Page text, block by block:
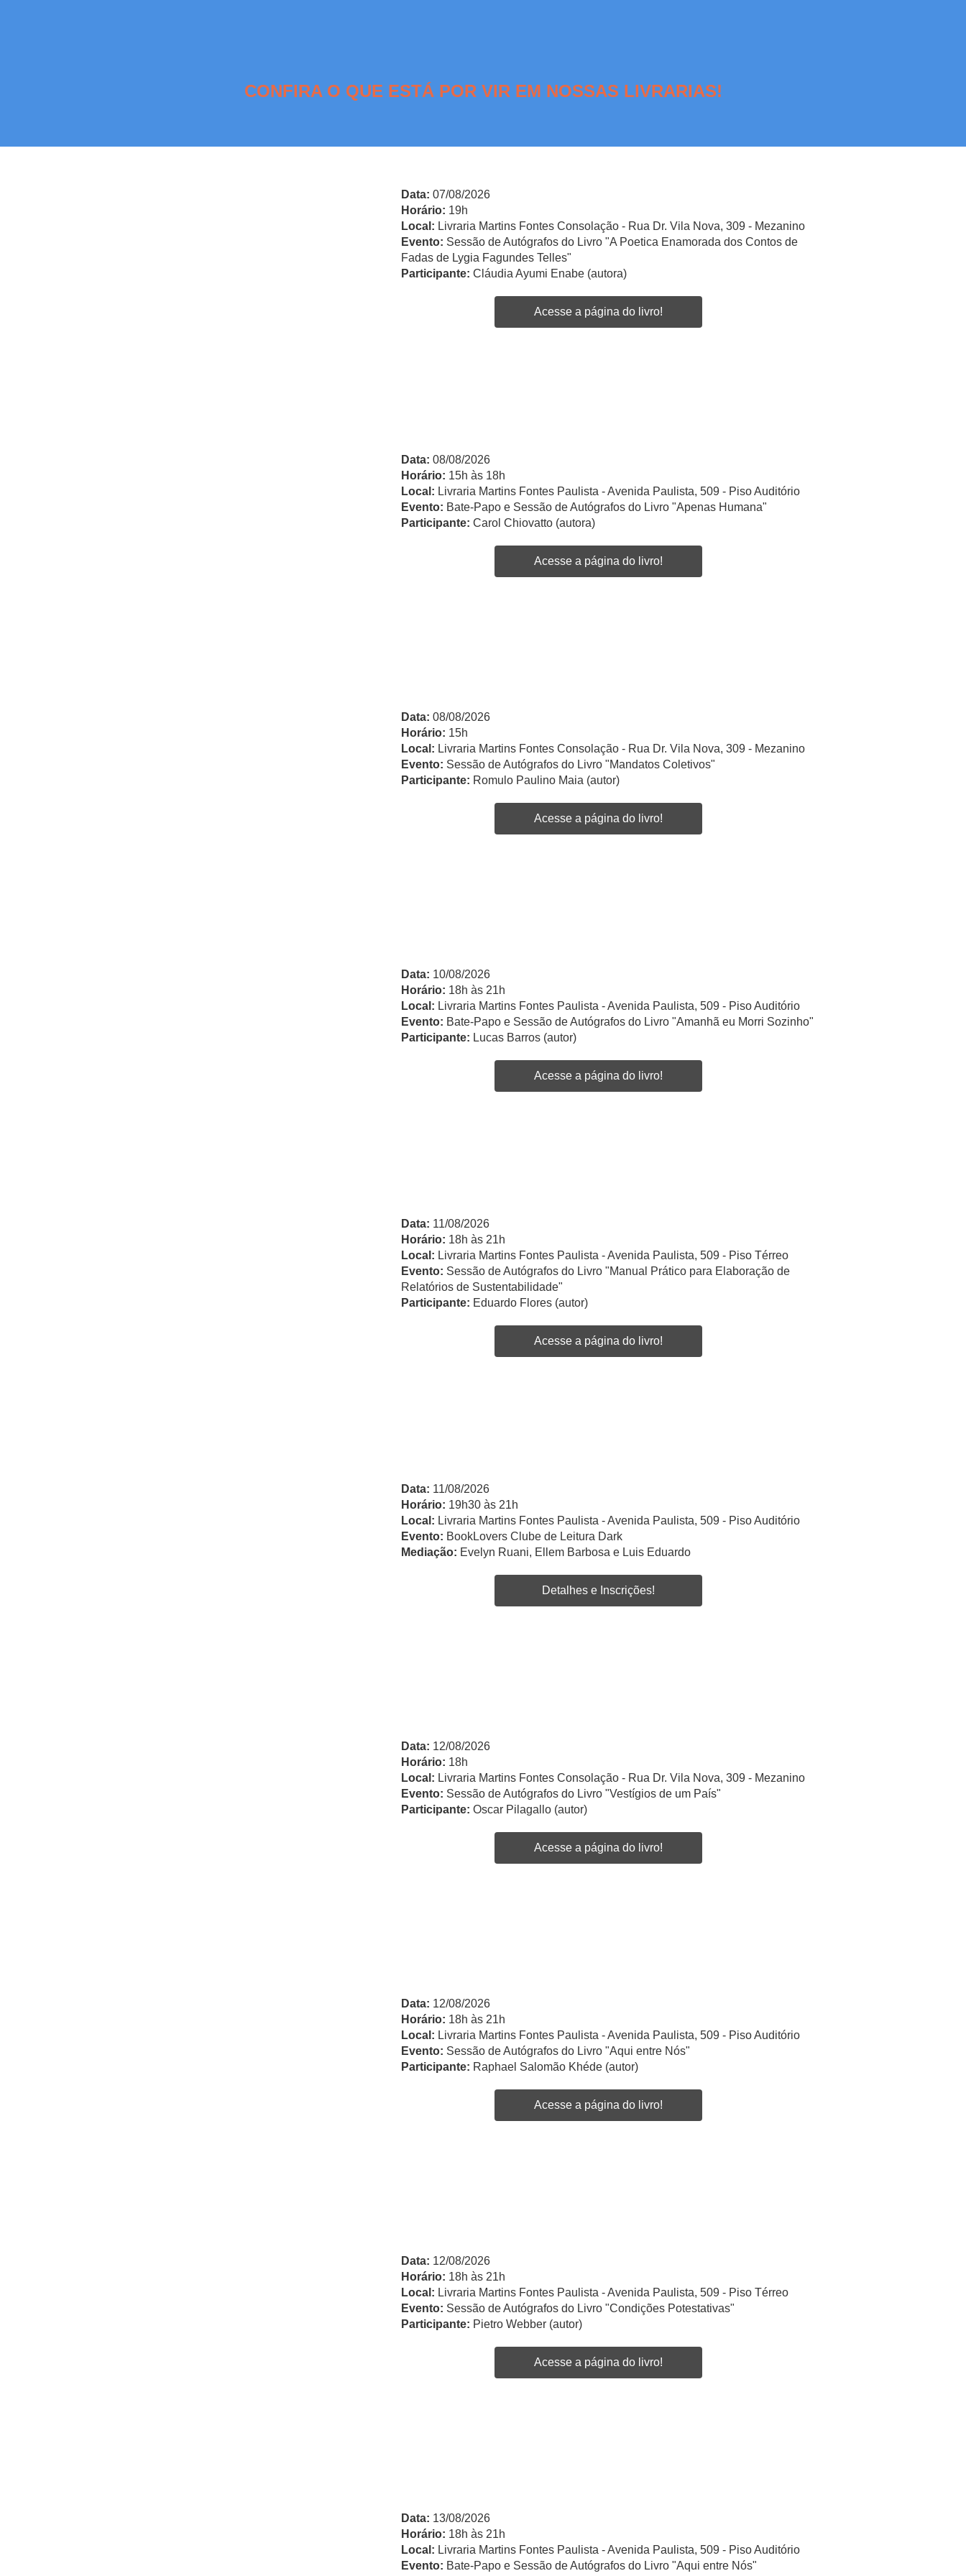
CONFIRA O QUE ESTÁ POR VIR EM NOSSAS LIVRARIAS!
Data: 07/08/2026
Horário: 19h
Local: Livraria Martins Fontes Consolação - Rua Dr. Vila Nova, 309 - Mezanino
Evento: Sessão de Autógrafos do Livro "A Poetica Enamorada dos Contos de
Fadas de Lygia Fagundes Telles"
Participante: Cláudia Ayumi Enabe (autora)
Acesse a página do livro!
Data: 08/08/2026
Horário: 15h às 18h
Local: Livraria Martins Fontes Paulista - Avenida Paulista, 509 - Piso Auditório
Evento: Bate-Papo e Sessão de Autógrafos do Livro "Apenas Humana"
Participante: Carol Chiovatto (autora)
Acesse a página do livro!
Data: 08/08/2026
Horário: 15h
Local: Livraria Martins Fontes Consolação - Rua Dr. Vila Nova, 309 - Mezanino
Evento: Sessão de Autógrafos do Livro "Mandatos Coletivos"
Participante: Romulo Paulino Maia (autor)
Acesse a página do livro!
Data: 10/08/2026
Horário: 18h às 21h
Local: Livraria Martins Fontes Paulista - Avenida Paulista, 509 - Piso Auditório
Evento: Bate-Papo e Sessão de Autógrafos do Livro "Amanhã eu Morri Sozinho"
Participante: Lucas Barros (autor)
Acesse a página do livro!
Data: 11/08/2026
Horário: 18h às 21h
Local: Livraria Martins Fontes Paulista - Avenida Paulista, 509 - Piso Térreo
Evento: Sessão de Autógrafos do Livro "Manual Prático para Elaboração de
Relatórios de Sustentabilidade"
Participante: Eduardo Flores (autor)
Acesse a página do livro!
Data: 11/08/2026
Horário: 19h30 às 21h
Local: Livraria Martins Fontes Paulista - Avenida Paulista, 509 - Piso Auditório
Evento: BookLovers Clube de Leitura Dark
Mediação: Evelyn Ruani, Ellem Barbosa e Luis Eduardo
Detalhes e Inscrições!
Data: 12/08/2026
Horário: 18h
Local: Livraria Martins Fontes Consolação - Rua Dr. Vila Nova, 309 - Mezanino
Evento: Sessão de Autógrafos do Livro "Vestígios de um País"
Participante: Oscar Pilagallo (autor)
Acesse a página do livro!
Data: 12/08/2026
Horário: 18h às 21h
Local: Livraria Martins Fontes Paulista - Avenida Paulista, 509 - Piso Auditório
Evento: Sessão de Autógrafos do Livro "Aqui entre Nós"
Participante: Raphael Salomão Khéde (autor)
Acesse a página do livro!
Data: 12/08/2026
Horário: 18h às 21h
Local: Livraria Martins Fontes Paulista - Avenida Paulista, 509 - Piso Térreo
Evento: Sessão de Autógrafos do Livro "Condições Potestativas"
Participante: Pietro Webber (autor)
Acesse a página do livro!
Data: 13/08/2026
Horário: 18h às 21h
Local: Livraria Martins Fontes Paulista - Avenida Paulista, 509 - Piso Auditório
Evento: Bate-Papo e Sessão de Autógrafos do Livro "Aqui entre Nós"